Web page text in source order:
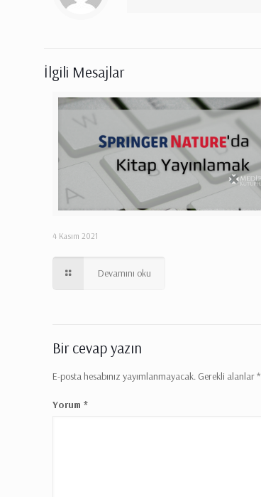
İlgili Mesajlar
4 Kasım 2021
Devamını oku
Bir cevap yazın
E-posta hesabınız yayımlanmayacak. Gerekli alanlar*
Yorum*